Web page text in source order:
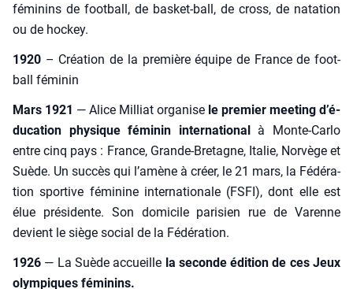
fémi­nins de foot­ball, de bas­ket-ball, de cross, de nata­tion
ou de hockey.
1920 – Créa­tion de la pre­mière équipe de France de foot­
ball fémi­nin
Mars 1921 — Alice Mil­liat orga­nise le pre­mier mee­ting d’é­
du­ca­tion phy­sique fémi­nin inter­na­tio­nalà Monte-Car­lo
entre cinq pays : France, Grande-Bre­tagne, Ita­lie, Nor­vège et
Suède. Un suc­cès qui l’amène à créer, le 21 mars, la Fédé­ra­
tion spor­tive fémi­nine inter­na­tio­nale (FSFI), dont elle est
élue pré­si­dente. Son domi­cile pari­sien rue de Varenne
devient le siège social de la Fédé­ra­tion.
1926 — La Suède accueille la seconde édi­tion de ces Jeux
olym­piques fémi­nins.